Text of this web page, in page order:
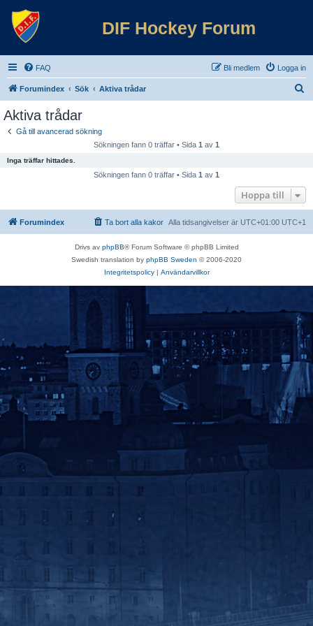
DIF Hockey Forum
FAQ Logga in
Bli medlem
Forumindex Sök Aktiva trådar
Aktiva trådar
Gå till avancerad sökning
Sökningen fann 0 träffar • Sida 1 av 1
Inga träffar hittades.
Sökningen fann 0 träffar • Sida 1 av 1
Hoppa till
Forumindex Alla tidsangivelser är UTC+01:00 UTC+1
Ta bort alla kakor
Drivs av phpBB® Forum Software © phpBB Limited
Swedish translation by phpBB Sweden © 2006-2020
Integritetspolicy| Användarvillkor